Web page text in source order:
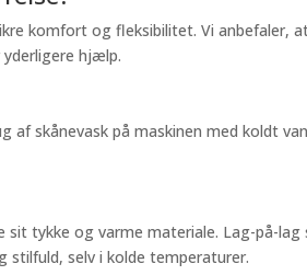
komfort og fleksibilitet. Vi anbefaler,
hjælp.
af skånevask på maskinen med koldt
tykke og varme materiale. Lag-på-lag
stilfuld, selv i kolde temperaturer.